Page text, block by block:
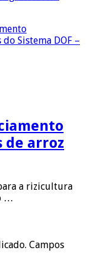
Sistema DOF –
de arroz
a rizicultura
…
Campos